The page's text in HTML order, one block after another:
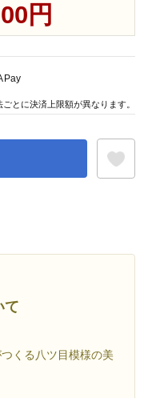
円
て
くる八ツ目模様の美
Pay
ごとに決済上限額が異なります。